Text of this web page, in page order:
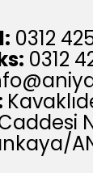
0312
0312
Caddesi